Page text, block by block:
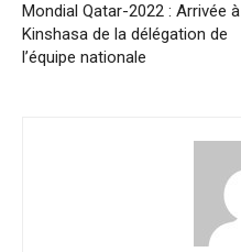
Mondial Qatar-2022 : Arrivée à
Kinshasa de la délégation de
l’équipe nationale